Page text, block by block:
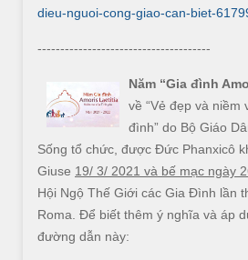
dieu-nguoi-cong-giao-can-biet-
--------------------------------------
Năm “Gia đình
về “Vẻ đẹp và niềm
đình” do Bộ Giáo
Sống tổ chức, được Đức Phanxicô
Giuse 19/ 3/ 2021 và bế mạc ngày
Hội Ngộ Thế Giới các Gia Đình lần
Roma. Để biết thêm ý nghĩa và áp
đường dẫn này: